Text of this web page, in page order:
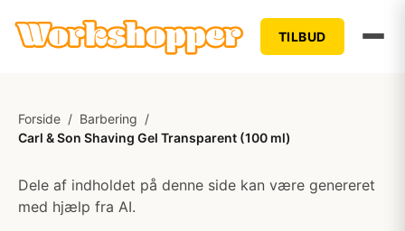
TILBUD
Forside / Barbering /
Carl & Son Shaving Gel Transparent (100 ml)
Dele af indholdet på denne side kan være genereret
med hjælp fra AI.